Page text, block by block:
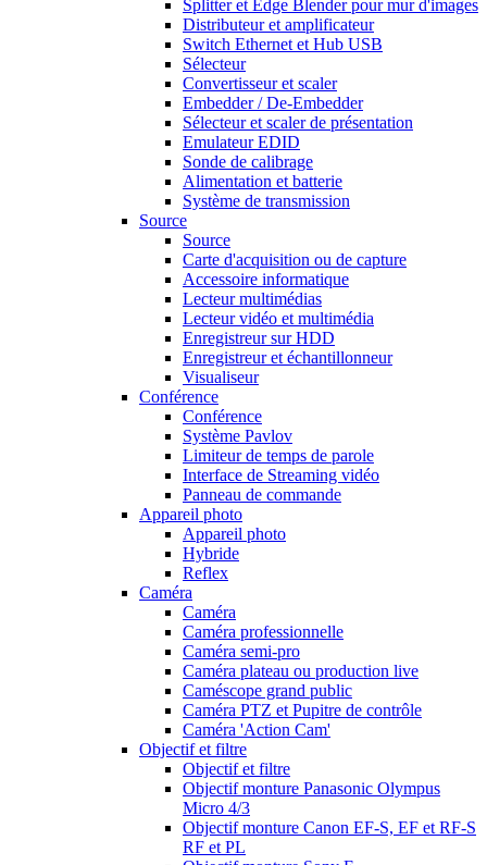
Splitter et Edge Blender pour mur d'images
Distributeur et amplificateur
Switch Ethernet et Hub USB
Sélecteur
Convertisseur et scaler
Embedder / De-Embedder
Sélecteur et scaler de présentation
Emulateur EDID
Sonde de calibrage
Alimentation et batterie
Système de transmission
Source
Source
Carte d'acquisition ou de capture
Accessoire informatique
Lecteur multimédias
Lecteur vidéo et multimédia
Enregistreur sur HDD
Enregistreur et échantillonneur
Visualiseur
Conférence
Conférence
Système Pavlov
Limiteur de temps de parole
Interface de Streaming vidéo
Panneau de commande
Appareil photo
Appareil photo
Hybride
Reflex
Caméra
Caméra
Caméra professionnelle
Caméra semi-pro
Caméra plateau ou production live
Caméscope grand public
Caméra PTZ et Pupitre de contrôle
Caméra 'Action Cam'
Objectif et filtre
Objectif et filtre
Objectif monture Panasonic Olympus
Micro 4/3
Objectif monture Canon EF-S, EF et RF-S
RF et PL